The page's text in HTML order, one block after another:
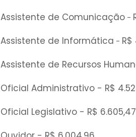
Assistente de Comunicação -
Assistente de Informática - R$
Assistente de Recursos
Oficial Administrativo - R$
Oficial Legislativo - R$ 6.605,47